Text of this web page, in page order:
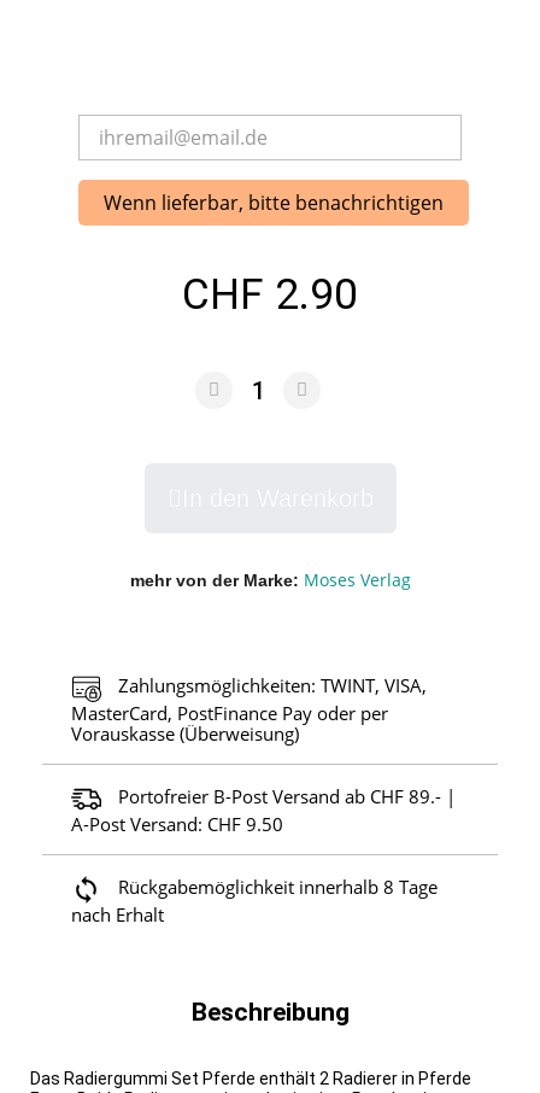
Wenn lieferbar, bitte benachrichtigen
CHF 2.90
mehr von der Marke Moses Verlag
Zahlungsmöglichkeiten: TWINT, VISA,
MasterCard, PostFinance Pay oder per
Vorauskasse (Überweisung)
Portofreier B-Post Versand ab CHF 89.- |
A-Post Versand: CHF 9.50
Rückgabemöglichkeit innerhalb 8 Tage
nach Erhalt
Beschreibung
Das Radiergummi Set Pferde enthält 2 Radierer in Pferde